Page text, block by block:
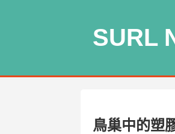
SURL
鳥巢中的塑